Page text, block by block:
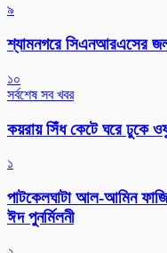
৯
শ্যামনগরে সিএনআরএসের
১০
সর্বশেষ সব খবর
কয়রায় সিঁধ কেটে ঘরে ঢুকে
১
পাটকেলঘাটা আল-আমিন
ঈদ পুনর্মিলনী